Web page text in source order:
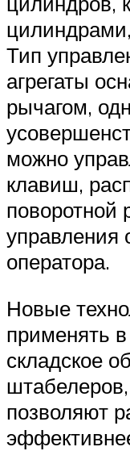
Тип
агрегаты
рычагом,
можно
клавиш,
поворотной
управления
оператора.
Новые
применять
складское
позволяют